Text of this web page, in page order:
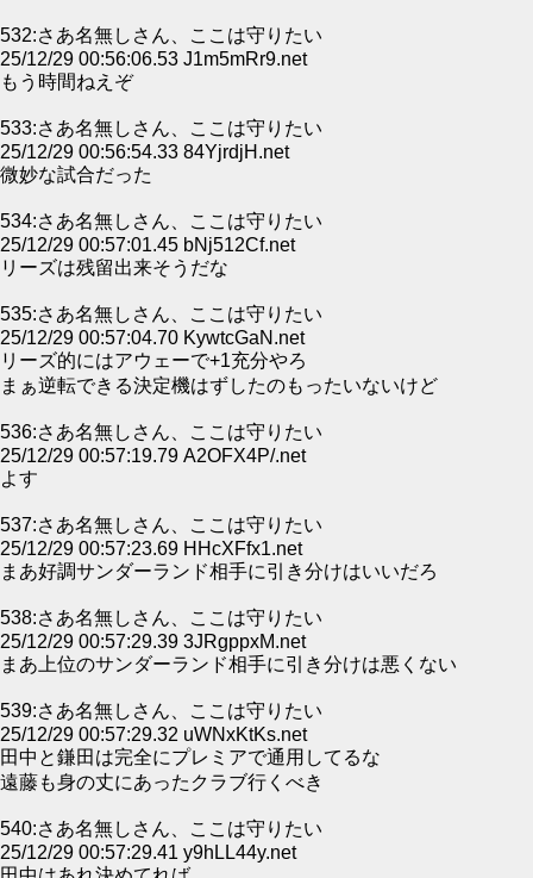
532:さあ名無しさん、ここは守りたい
25/12/29 00:56:06.53 J1m5mRr9.net
もう時間ねえぞ
533:さあ名無しさん、ここは守りたい
25/12/29 00:56:54.33 84YjrdjH.net
微妙な試合だった
534:さあ名無しさん、ここは守りたい
25/12/29 00:57:01.45 bNj512Cf.net
リーズは残留出来そうだな
535:さあ名無しさん、ここは守りたい
25/12/29 00:57:04.70 KywtcGaN.net
リーズ的にはアウェーで+1充分やろ
まぁ逆転できる決定機はずしたのもったいないけど
536:さあ名無しさん、ここは守りたい
25/12/29 00:57:19.79 A2OFX4P/.net
よす
537:さあ名無しさん、ここは守りたい
25/12/29 00:57:23.69 HHcXFfx1.net
まあ好調サンダーランド相手に引き分けはいいだろ
538:さあ名無しさん、ここは守りたい
25/12/29 00:57:29.39 3JRgppxM.net
まあ上位のサンダーランド相手に引き分けは悪くない
539:さあ名無しさん、ここは守りたい
25/12/29 00:57:29.32 uWNxKtKs.net
田中と鎌田は完全にプレミアで通用してるな
遠藤も身の丈にあったクラブ行くべき
540:さあ名無しさん、ここは守りたい
25/12/29 00:57:29.41 y9hLL44y.net